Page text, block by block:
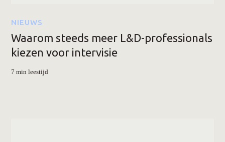
NIEUWS
Waarom steeds meer L&D-professionals
kiezen voor intervisie
7 min leestijd